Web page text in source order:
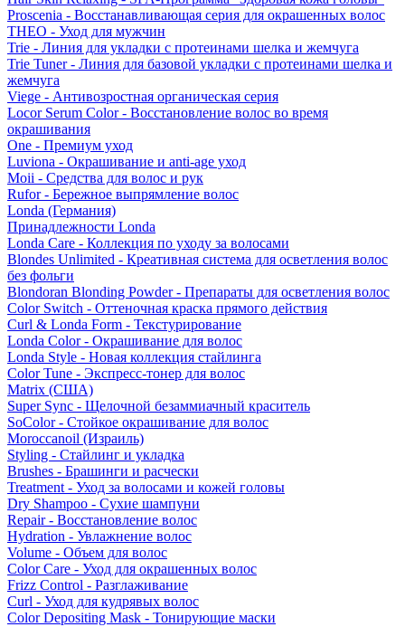
Proscenia - Восстанавливающая серия для окрашенных волос
THEO - Уход для мужчин
Trie - Линия для укладки с протеинами шелка и жемчуга
Trie Tuner - Линия для базовой укладки с протеинами шелка и
жемчуга
Viege - Антивозростная органическая серия
Locor Serum Color - Восстановление волос во время
окрашивания
One - Премиум уход
Luviona - Окрашивание и anti-age уход
Moii - Средства для волос и рук
Rufor - Бережное выпрямление волос
Londa (Германия)
Принадлежности Londa
Londa Care - Коллекция по уходу за волосами
Blondes Unlimited - Креативная система для осветления волос
без фольги
Blondoran Blonding Powder - Препараты для осветления волос
Color Switch - Оттеночная краска прямого действия
Curl & Londa Form - Текстурирование
Londa Color - Окрашивание для волос
Londa Style - Новая коллекция стайлинга
Color Tune - Экспресс-тонер для волос
Matrix (США)
Super Sync - Щелочной безаммиачный краситель
SoColor - Стойкое окрашивание для волос
Moroccanoil (Израиль)
Styling - Стайлинг и укладка
Brushes - Брашинги и расчески
Treatment - Уход за волосами и кожей головы
Dry Shampoo - Сухие шампуни
Repair - Восстановление волос
Hydration - Увлажнение волос
Volume - Объем для волос
Color Care - Уход для окрашенных волос
Frizz Control - Разглаживание
Curl - Уход для кудрявых волос
Color Depositing Mask - Тонирующие маски